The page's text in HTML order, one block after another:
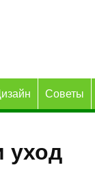
уход
Советы